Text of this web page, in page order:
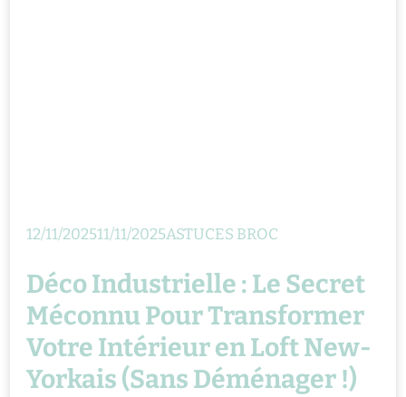
12/11/202511/11/2025ASTUCES BROC
Déco Industrielle : Le Secret
Méconnu Pour Transformer
Votre Intérieur en Loft New-
Yorkais (Sans Déménager !)